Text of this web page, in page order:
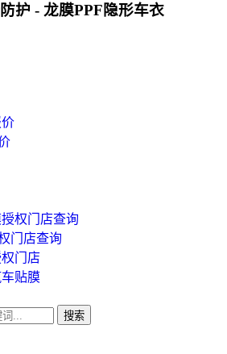
护 - 龙膜PPF隐形车衣
权门店查询
门店查询
门店
贴膜
搜索